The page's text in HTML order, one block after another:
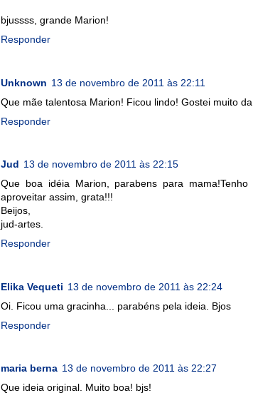
bjussss, grande Marion!
Responder
Unknown 13 de novembro de 2011 às 22:11
Que mãe talentosa Marion! Ficou lindo! Gostei muito
Responder
Jud 13 de novembro de 2011 às 22:15
Que boa idéia Marion, parabens para
aproveitar assim, grata!!!
Beijos,
jud-artes.
Responder
Elika Vequeti 13 de novembro de 2011 às 22:24
Oi. Ficou uma gracinha... parabéns pela ideia. Bjos
Responder
maria berna 13 de novembro de 2011 às 22:27
Que ideia original. Muito boa! bjs!